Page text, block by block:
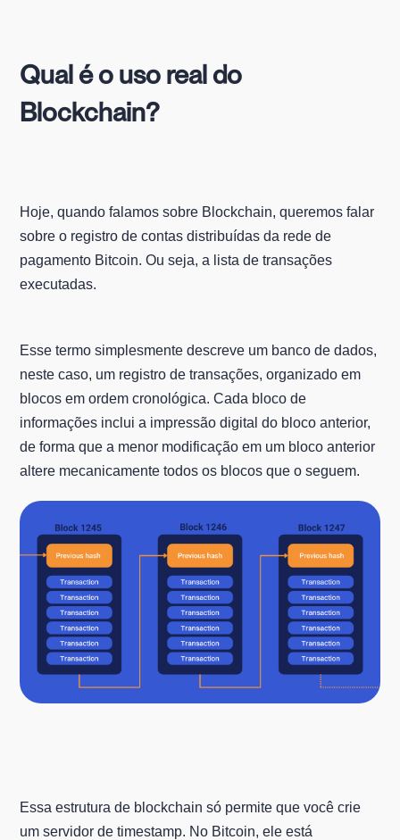
Qual é o uso real do
Blockchain?
Hoje, quando falamos sobre Blockchain, queremos falar
sobre o registro de contas distribuídas da rede de
pagamento Bitcoin. Ou seja, a lista de transações
executadas.
Esse termo simplesmente descreve um banco de dados,
neste caso, um registro de transações, organizado em
blocos em ordem cronológica. Cada bloco de
informações inclui a impressão digital do bloco anterior,
de forma que a menor modificação em um bloco anterior
altere mecanicamente todos os blocos que o seguem.
Essa estrutura de blockchain só permite que você crie
um servidor de timestamp. No Bitcoin, ele está